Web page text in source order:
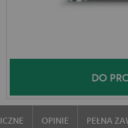
DO
OPINIE PEŁNA